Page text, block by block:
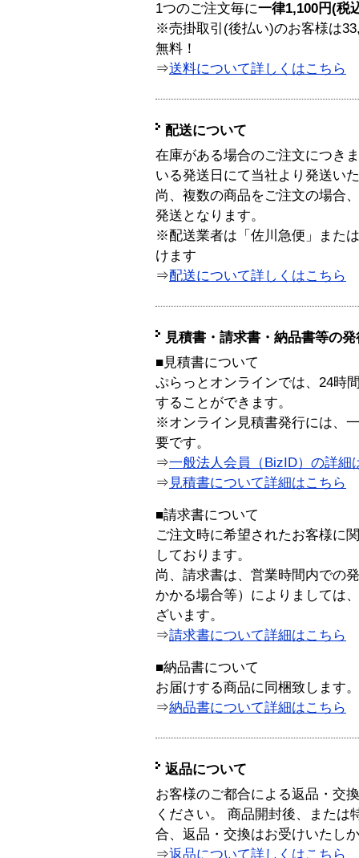
1つのご注文毎に一律1,100円(税
※売掛取引(後払い)のお客様は
無料！
⇒送料について詳しくはこちら
配送について
在庫がある場合のご注文につき
いる発送日にて当社より発送い
尚、複数の商品をご注文の場合
発送となります。
※配送業者は「佐川急便」また
けます
⇒配送について詳しくはこちら
見積書・請求書・納品書等の
■見積書について
ぷらっとオンラインでは、24時
することができます。
※オンライン見積書発行には、
要です。
⇒一般法人会員（BizID）の詳細
⇒ 見積書について詳細はこちら
■請求書について
ご注文時に希望されたお客様に
しております。
尚、請求書は、営業時間内での
かかる場合等）によりましては
ざいます。
⇒請求書について詳細はこちら
■納品書について
お届けする商品に同梱致します。
⇒納品書について詳細はこちら
返品について
お客様のご都合による返品・交
ください。 商品開封後、または
合、返品・交換はお受けいたし
⇒返品について詳しくはこちら